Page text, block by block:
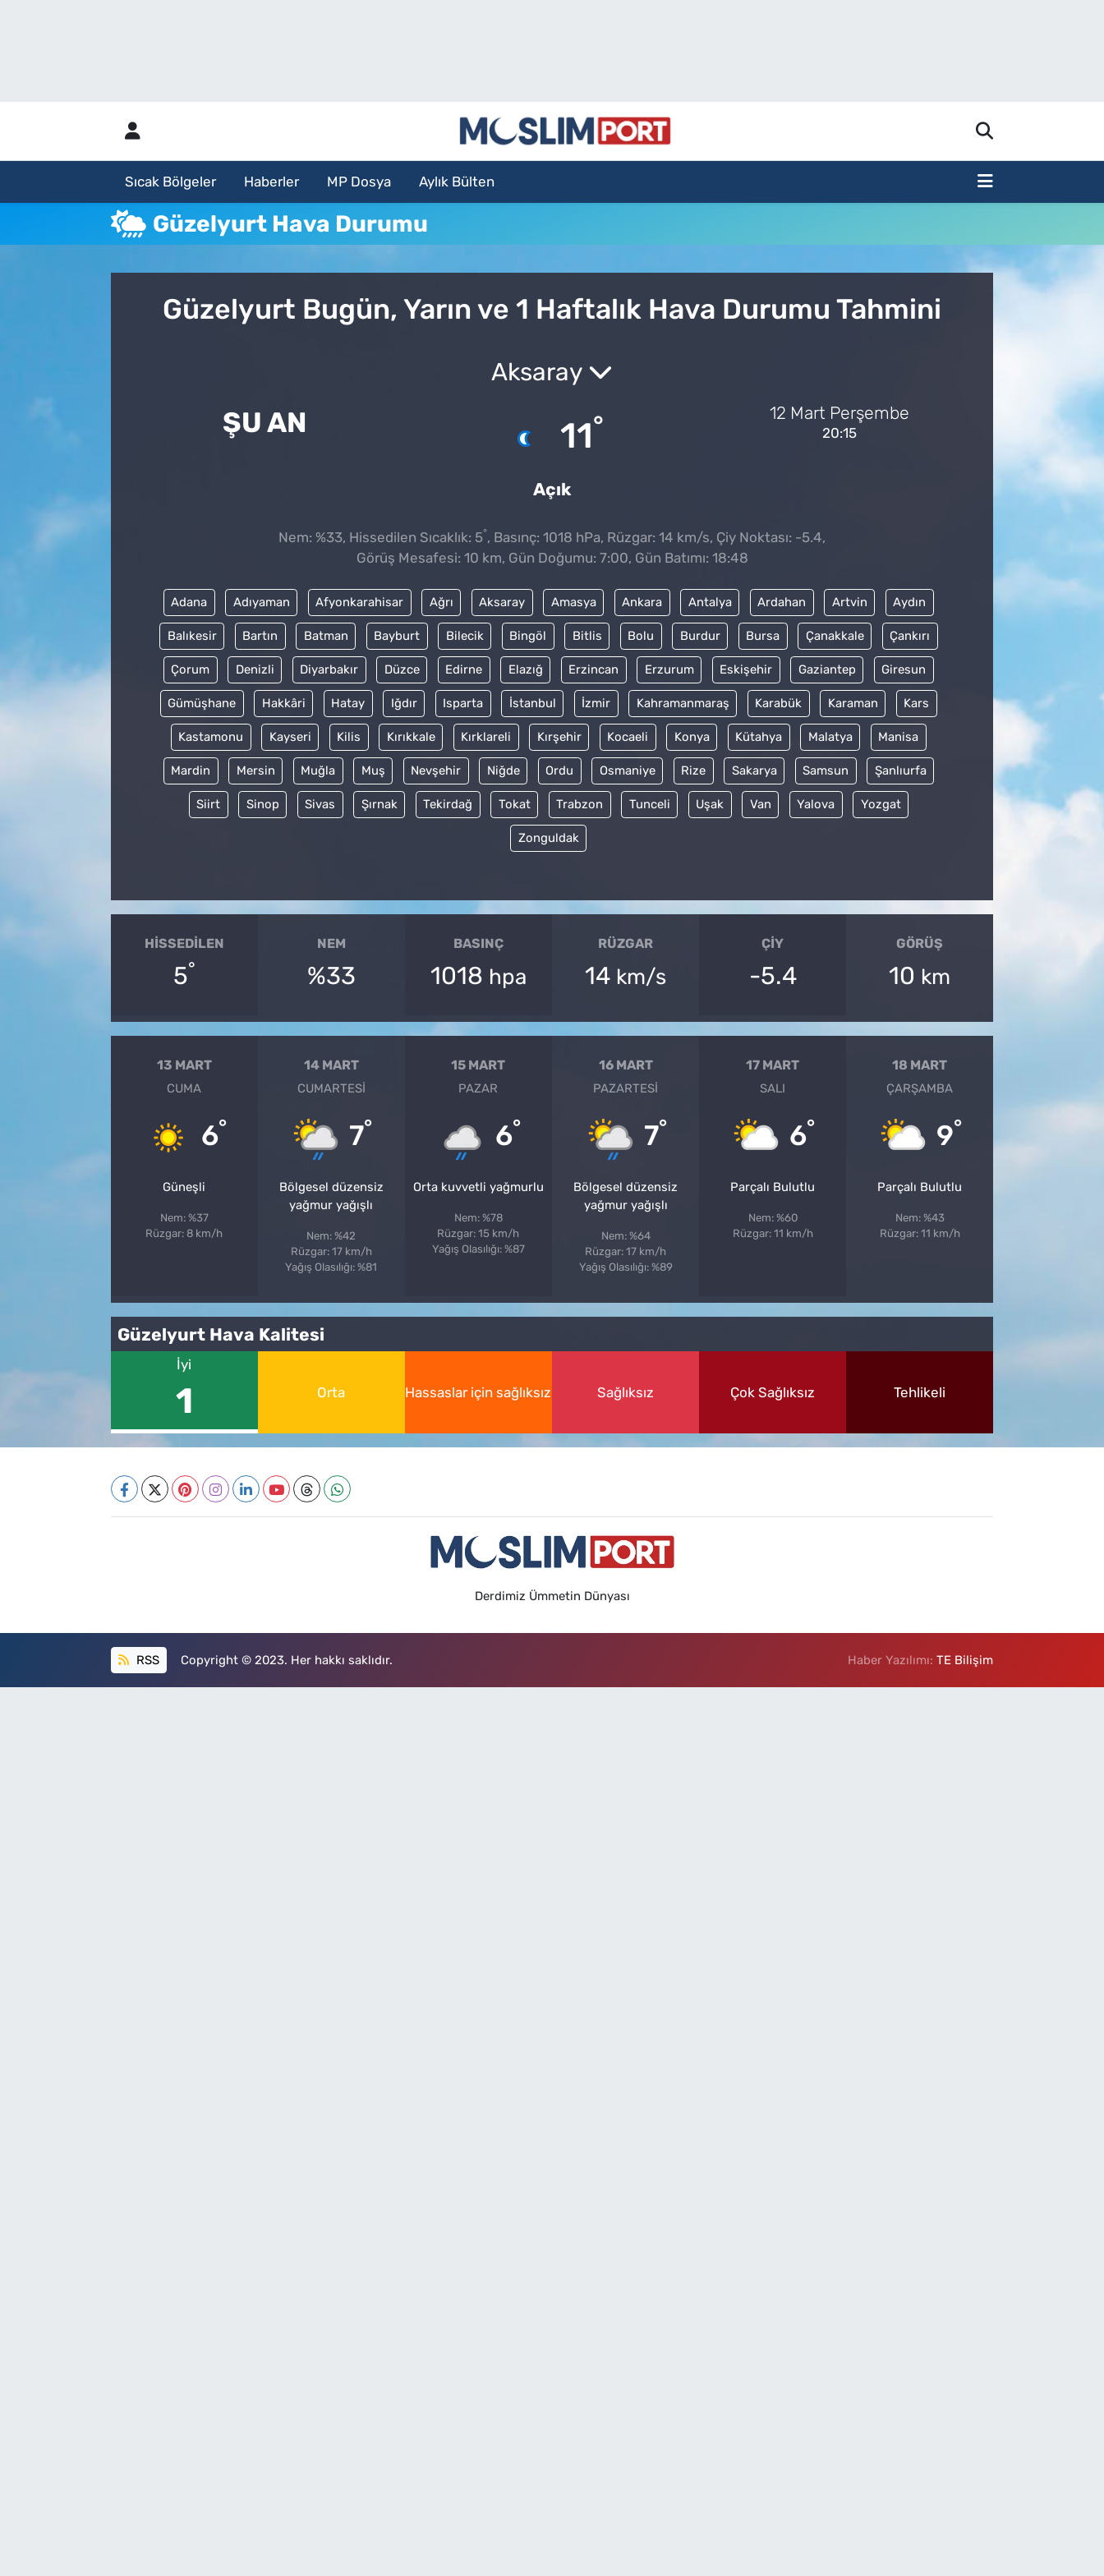
Sıcak Bölgeler Haberler MP Dosya Aylık Bülten
Güzelyurt Hava Durumu
Güzelyurt Bugün, Yarın ve 1 Haftalık Hava Durumu Tahmini
ŞU AN
Aksaray
11°
Açık
12 Mart Perşembe
20:15
Nem: %33, Hissedilen Sıcaklık: 5°, Basınç: 1018 hPa, Rüzgar: 14 km/s, Çiy Noktası: -5.4,
Görüş Mesafesi: 10 km, Gün Doğumu: 7:00, Gün Batımı: 18:48
Adana Adıyaman Afyonkarahisar Ağrı Aksaray Amasya Ankara Antalya Ardahan Artvin Aydın
Balıkesir Bartın Batman Bayburt Bilecik Bingöl Bitlis Bolu Burdur Bursa Çanakkale Çankırı
Çorum Denizli Diyarbakır Düzce Edirne Elazığ Erzincan Erzurum Eskişehir Gaziantep Giresun
Gümüşhane Hakkâri Hatay Iğdır Isparta İstanbul İzmir Kahramanmaraş Karabük Karaman Kars
Kastamonu Kayseri Kilis Kırıkkale Kırklareli Kırşehir Kocaeli Konya Kütahya Malatya Manisa
Mardin Mersin Muğla Muş Nevşehir Niğde Ordu Osmaniye Rize Sakarya Samsun Şanlıurfa
Siirt Sinop Sivas Şırnak Tekirdağ Tokat Trabzon Tunceli Uşak Van Yalova Yozgat
Zonguldak
HISSEDILEN
5°
NEM
%33
BASINÇ
1018 hpa
RÜZGAR
14 km/s
ÇIY
-5.4
GÖRÜŞ
10 km
13 MART
CUMA
6°
Güneşli
Nem: %37
Rüzgar: 8 km/h
14 MART
CUMARTESI
7°
Bölgesel düzensiz
yağmur yağışlı
Nem: %42
Rüzgar: 17 km/h
Yağış Olasılığı: %81
15 MART
PAZAR
6°
Orta kuvvetli yağmurlu
Nem: %78
Rüzgar: 15 km/h
Yağış Olasılığı: %87
16 MART
PAZARTESI
7°
Bölgesel düzensiz
yağmur yağışlı
Nem: %64
Rüzgar: 17 km/h
Yağış Olasılığı: %89
17 MART
SALI
6°
Parçalı Bulutlu
Nem: %60
Rüzgar: 11 km/h
18 MART
ÇARŞAMBA
9°
Parçalı Bulutlu
Nem: %43
Rüzgar: 11 km/h
Güzelyurt Hava Kalitesi
İyi
1 Orta Hassaslar için sağlıksız Sağlıksız Çok Sağlıksız Tehlikeli
Derdimiz Ümmetin Dünyası
RSS Copyright © 2023. Her hakkı saklıdır. Haber Yazılımı:TE Bilişim
Aylık Bülten